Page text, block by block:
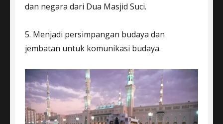
dan negara dari Dua Masjid Suci.
5. Menjadi persimpangan budaya dan
jembatan untuk komunikasi budaya.